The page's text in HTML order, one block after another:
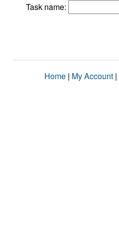
Task name:
Home | My Account |